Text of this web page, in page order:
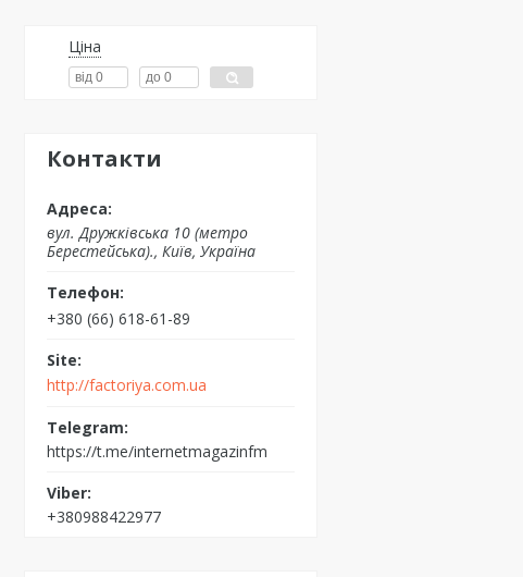
Ціна
Контакти
вул. Дружківська 10 (метро
Берестейська)., Київ, Україна
+380 (66) 618-61-89
http://factoriya.com.ua
https://t.me/internetmagazinfm
+380988422977